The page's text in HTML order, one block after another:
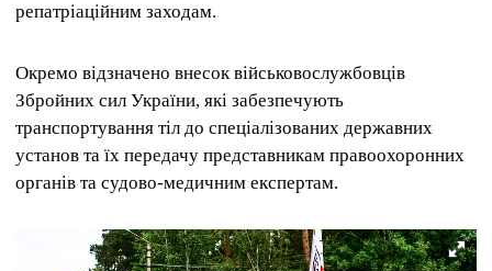
репатріаційним заходам.
Окремо відзначено внесок військовослужбовців
Збройних сил України, які забезпечують
транспортування тіл до спеціалізованих державних
установ та їх передачу представникам правоохоронних
органів та судово-медичним експертам.